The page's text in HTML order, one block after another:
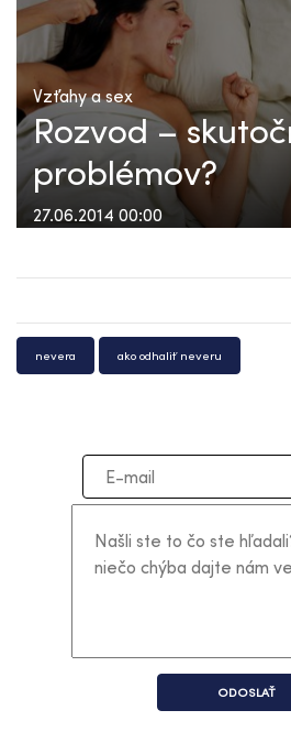
Vzťahy a sex
Rozvod –
problémov?
27.06.2014 00:00
nevera ako odhaliť neveru
ODOSLAŤ